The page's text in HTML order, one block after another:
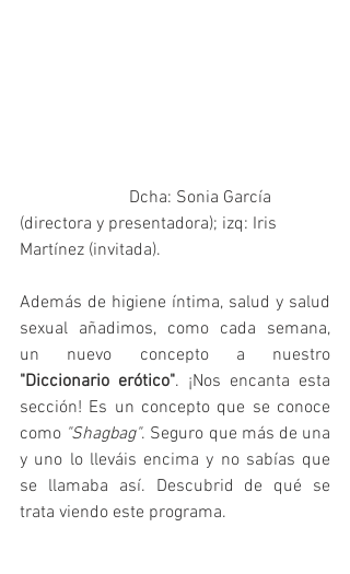
(directora y presentadora); izq: Iris
Martínez (invitada).
Además de higiene íntima, salud y salud
sexual añadimos, como cada semana,
"Diccionario erótico". ¡Nos encanta esta
sección! Es un concepto que se conoce
como "Shagbag". Seguro que más de una
y uno lo lleváis encima y no sabías que
se llamaba así. Descubrid de qué se
trata viendo este programa.